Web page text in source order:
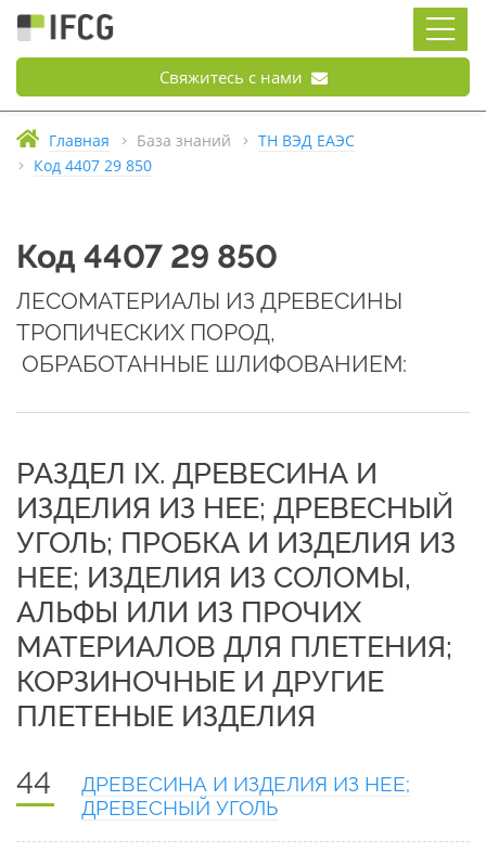
Свяжитесь с нами
Главная База знаний
ТН ВЭД ЕАЭС
Код 4407 29 850
Код 4407 29 850
ЛЕСОМАТЕРИАЛЫ ИЗ ДРЕВЕСИНЫ
ТРОПИЧЕСКИХ ПОРОД,
ОБРАБОТАННЫЕ ШЛИФОВАНИЕМ:
РАЗДЕЛ IX. ДРЕВЕСИНА И
ИЗДЕЛИЯ ИЗ НЕЕ; ДРЕВЕСНЫЙ
УГОЛЬ; ПРОБКА И ИЗДЕЛИЯ ИЗ
НЕЕ; ИЗДЕЛИЯ ИЗ СОЛОМЫ,
АЛЬФЫ ИЛИ ИЗ ПРОЧИХ
МАТЕРИАЛОВ ДЛЯ ПЛЕТЕНИЯ;
КОРЗИНОЧНЫЕ И ДРУГИЕ
ПЛЕТЕНЫЕ ИЗДЕЛИЯ
44
ДРЕВЕСИНА И ИЗДЕЛИЯ ИЗ НЕЕ;
ДРЕВЕСНЫЙ УГОЛЬ